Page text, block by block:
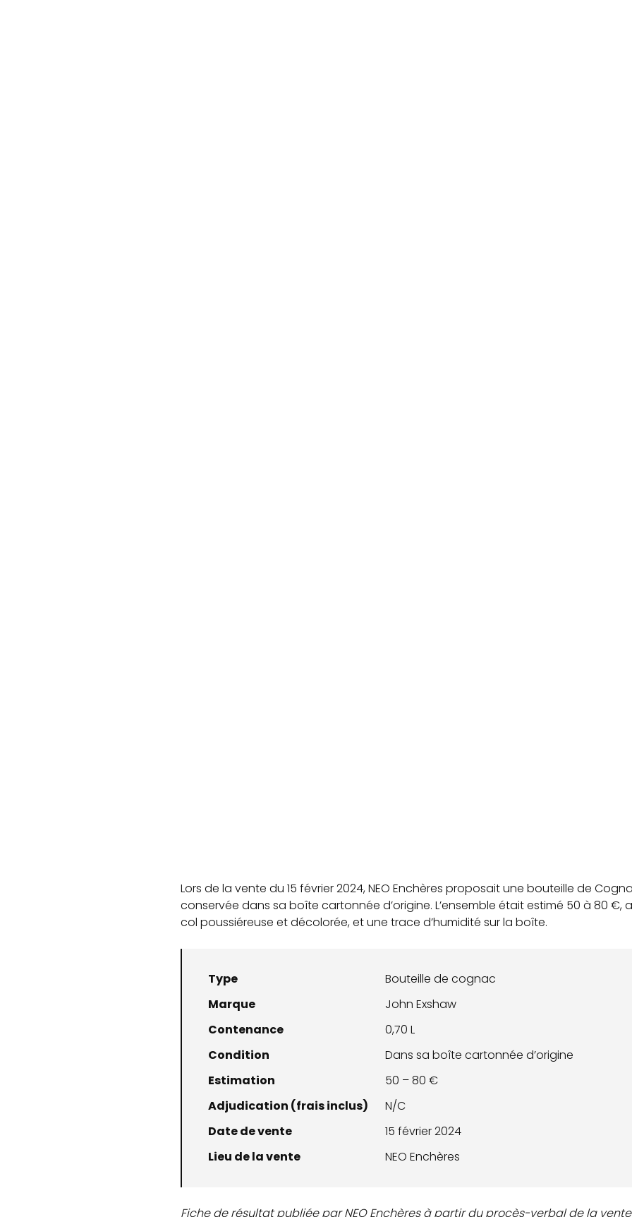
Lors de la vente du 15 février 2024, NEO Enchères proposait une bouteille de
conservée dans sa boîte cartonnée d’origine. L’ensemble était estimé 50 à 80 €,
col poussiéreuse et décolorée, et une trace d’humidité sur la boîte.
Type
Bouteille de cognac
Marque
John Exshaw
Contenance
0,70 L
Condition
Dans sa boîte cartonnée d’origine
Estimation
50 – 80 €
Adjudication (frais inclus)
N/C
Date de vente
15 février 2024
Lieu de la vente
NEO Enchères
Fiche de résultat publiée par NEO Enchères à partir du procès-verbal de la vente